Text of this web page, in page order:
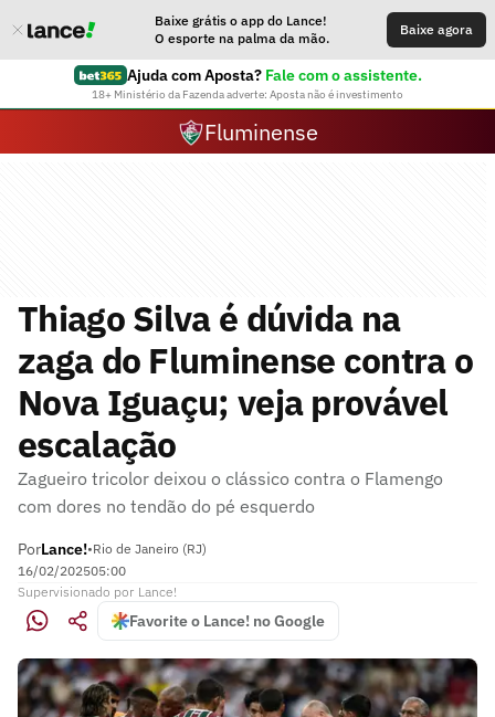
Baixe grátis o app do Lance!
O esporte na palma da mão.
Baixe agora
Ajuda com Aposta? Fale com o assistente.
18+ Ministério da Fazenda adverte: Aposta não é investimento
Fluminense
Thiago Silva é dúvida na
zaga do Fluminense contra o
Nova Iguaçu; veja provável
escalação
Zagueiro tricolor deixou o clássico contra o Flamengo
com dores no tendão do pé esquerdo
PorLance!•Rio de Janeiro (RJ)
16/02/202505:00
Supervisionado por Lance!
Favorite o Lance! no Google